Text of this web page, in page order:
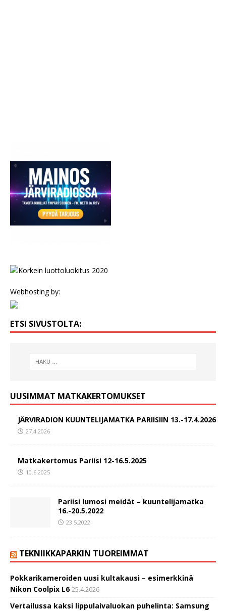
Webhosting by:
ETSI SIVUSTOLTA:
UUSIMMAT MATKAKERTOMUKSET
JÄRVIRADION KUUNTELIJAMATKA PARIISIIN 13.-17.4.2026
27.4.2026
Matkakertomus Pariisi 12-16.5.2025
10.6.2025
Pariisi lumosi meidät – kuuntelijamatka
16.-20.5.2022
23.5.2022
TEKNIIKKAPARKIN TUOREIMMAT
Pokkarikameroiden uusi kultakausi – esimerkkinä
Nikon Coolpix L6 25.4.2026
Vertailussa kaksi lippulaivaluokan puhelinta: Samsung